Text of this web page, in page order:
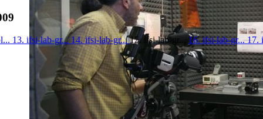
13. ifsi-lab-gr... 14. ifsi-lab-gr...15. ifsi-lab-gr... 16. ifsi-lab-gr...17.